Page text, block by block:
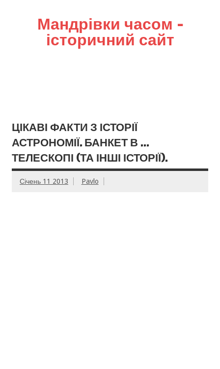
Мандрівки часом –
історичний сайт
ЦІКАВІ ФАКТИ З ІСТОРІЇ
АСТРОНОМІЇ. БАНКЕТ В …
ТЕЛЕСКОПІ (ТА ІНШІ ІСТОРІЇ).
Січень 11 2013 Pavlo